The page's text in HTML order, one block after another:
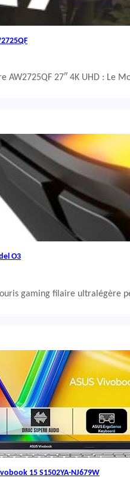
AW2725QF 27″ 4K UHD : Le
O3
gaming filaire ultralégère
15 S1502YA-NJ679W